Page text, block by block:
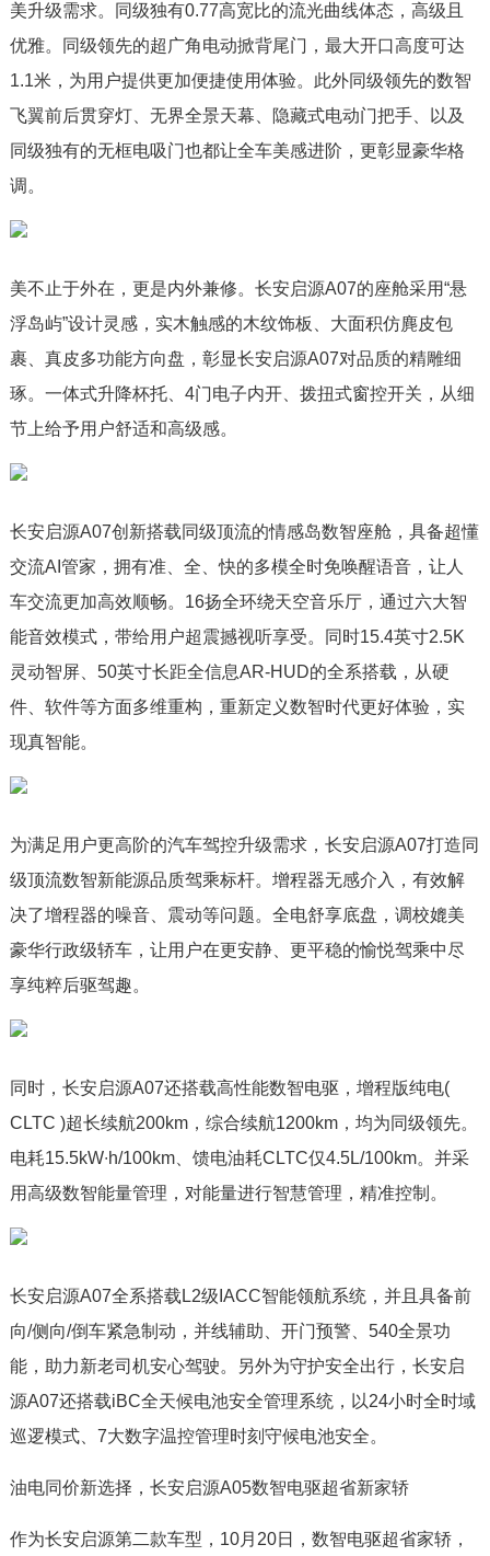
美升级需求。同级独有0.77高宽比的流光曲线体态，高级且
优雅。同级领先的超广角电动掀背尾门，最大开口高度可达
1.1米，为用户提供更加便捷使用体验。此外同级领先的数智
飞翼前后贯穿灯、无界全景天幕、隐藏式电动门把手、以及
同级独有的无框电吸门也都让全车美感进阶，更彰显豪华格
调。
美不止于外在，更是内外兼修。长安启源A07的座舱采用“悬
浮岛屿”设计灵感，实木触感的木纹饰板、大面积仿麂皮包
裹、真皮多功能方向盘，彰显长安启源A07对品质的精雕细
琢。一体式升降杯托、4门电子内开、拨扭式窗控开关，从细
节上给予用户舒适和高级感。
长安启源A07创新搭载同级顶流的情感岛数智座舱，具备超懂
交流AI管家，拥有准、全、快的多模全时免唤醒语音，让人
车交流更加高效顺畅。16扬全环绕天空音乐厅，通过六大智
能音效模式，带给用户超震撼视听享受。同时15.4英寸2.5K
灵动智屏、50英寸长距全信息AR-HUD的全系搭载，从硬
件、软件等方面多维重构，重新定义数智时代更好体验，实
现真智能。
为满足用户更高阶的汽车驾控升级需求，长安启源A07打造同
级顶流数智新能源品质驾乘标杆。增程器无感介入，有效解
决了增程器的噪音、震动等问题。全电舒享底盘，调校媲美
豪华行政级轿车，让用户在更安静、更平稳的愉悦驾乘中尽
享纯粹后驱驾趣。
同时，长安启源A07还搭载高性能数智电驱，增程版纯电(
CLTC )超长续航200km，综合续航1200km，均为同级领先。
电耗15.5kW∙h/100km、馈电油耗CLTC仅4.5L/100km。并采
用高级数智能量管理，对能量进行智慧管理，精准控制。
长安启源A07全系搭载L2级IACC智能领航系统，并且具备前
向/侧向/倒车紧急制动，并线辅助、开门预警、540全景功
能，助力新老司机安心驾驶。另外为守护安全出行，长安启
源A07还搭载iBC全天候电池安全管理系统，以24小时全时域
巡逻模式、7大数字温控管理时刻守候电池安全。
油电同价新选择，长安启源A05数智电驱超省新家轿
作为长安启源第二款车型，10月20日，数智电驱超省家轿，